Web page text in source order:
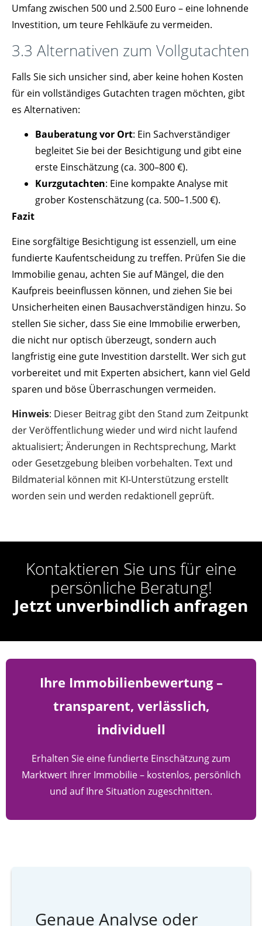
Umfang zwischen 500 und 2.500 Euro – eine lohnende
Investition, um teure Fehlkäufe zu vermeiden.
3.3 Alternativen zum Vollgutachten
Falls Sie sich unsicher sind, aber keine hohen Kosten
für ein vollständiges Gutachten tragen möchten, gibt
es Alternativen:
Bauberatung vor Ort: Ein Sachverständiger
begleitet Sie bei der Besichtigung und gibt eine
erste Einschätzung (ca. 300–800 €).
Kurzgutachten: Eine kompakte Analyse mit
grober Kostenschätzung (ca. 500–1.500 €).
Fazit
Eine sorgfältige Besichtigung ist essenziell, um eine
fundierte Kaufentscheidung zu treffen. Prüfen Sie die
Immobilie genau, achten Sie auf Mängel, die den
Kaufpreis beeinflussen können, und ziehen Sie bei
Unsicherheiten einen Bausachverständigen hinzu. So
stellen Sie sicher, dass Sie eine Immobilie erwerben,
die nicht nur optisch überzeugt, sondern auch
langfristig eine gute Investition darstellt. Wer sich gut
vorbereitet und mit Experten absichert, kann viel Geld
sparen und böse Überraschungen vermeiden.
Hinweis: Dieser Beitrag gibt den Stand zum Zeitpunkt
der Veröffentlichung wieder und wird nicht laufend
aktualisiert; Änderungen in Rechtsprechung, Markt
oder Gesetzgebung bleiben vorbehalten. Text und
Bildmaterial können mit KI-Unterstützung erstellt
worden sein und werden redaktionell geprüft.
Kontaktieren Sie uns für eine
persönliche Beratung!
Jetzt unverbindlich anfragen
Ihre Immobilienbewertung –
transparent, verlässlich,
individuell
Erhalten Sie eine fundierte Einschätzung zum
Marktwert Ihrer Immobilie – kostenlos, persönlich
und auf Ihre Situation zugeschnitten.
Genaue Analyse oder